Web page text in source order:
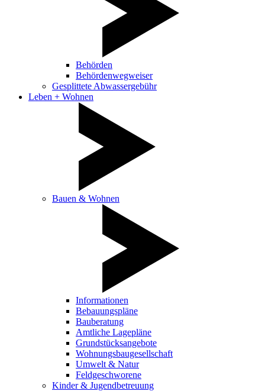
Behörden
Behördenwegweiser
Gesplittete Abwassergebühr
Leben + Wohnen
Bauen & Wohnen
Informationen
Bebauungspläne
Bauberatung
Amtliche Lagepläne
Grundstücksangebote
Wohnungsbaugesellschaft
Umwelt & Natur
Feldgeschworene
Kinder & Jugendbetreuung